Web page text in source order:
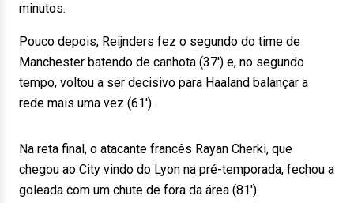
minutos.
Pouco depois, Reijnders fez o segundo do time de
Manchester batendo de canhota (37′) e, no segundo
tempo, voltou a ser decisivo para Haaland balançar a
rede mais uma vez (61′).
Na reta final, o atacante francês Rayan Cherki, que
chegou ao City vindo do Lyon na pré-temporada, fechou a
goleada com um chute de fora da área (81′).